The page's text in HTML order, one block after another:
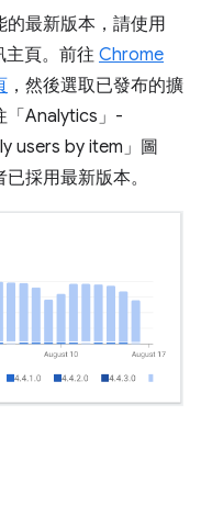
最新版本，請使用
主頁。前往Chrome
，然後選取已發布的擴
「Analytics」-
users by item」圖
採用最新版本。